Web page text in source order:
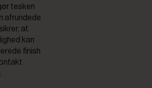
tesken
afrundede
at
kan
finish